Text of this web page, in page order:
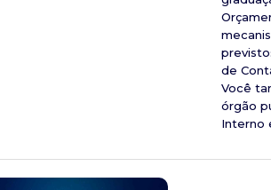
de
Você
órgão
Interno